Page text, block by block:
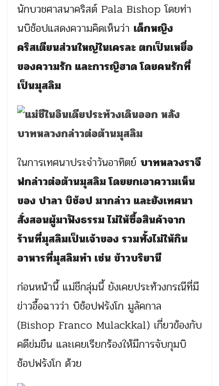
นักบวชศาสนาคริสต์ Pala Bishop โดยท่า
นบิช้อปแสดงความคิดเห็นว่า เด็กหญิง
คริสเตียนส่วนใหญ่ในเครละ ตกเป็นเหยื่อ
ของความรัก และการญิฮาด โดยคนรักที่
เป็นมุสลิม
ในการเทศนาประจำวันอาทิตย์ บาทหลวงราจี
ฟกล่าวต่อต้านมุสลิม โดยยกเอาความเห็น
ของ ปาลา บิช้อป มากล่าว และยังเทศนา
สั่งสอนผู้มาฟังธรรม ไม่ให้ซื้อสินค้าจาก
ร้านที่มุสลิมเป็นเจ้าของ รวมทั้งไม่ให้กิน
อาหารที่มุสลิมทำ เช่น ข้าวบริยานี
ก่อนหน้านี้ แม่ชีกลุ่มนี้ ยังเคยประท้วงกรณีที่มี
ข่าวอื้อฉาวว่า บิช้อปฟรังโก มูลัคกาล
(Bishop Franco Mulackkal) เกี่ยวข้องกับ
คดีข่มขืน และเคยเรียกร้องให้มีการจับกุมบิ
ช้อปฟรังโก ด้วย